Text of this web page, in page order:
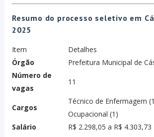
Resumo do processo seletivo em
2025
Item
Detalhes
Órgão
Prefeitura Municipal de
Número de
vagas
11
Cargos
Técnico de Enfermagem
Ocupacional (1)
Salário
R$ 2.298,05 a R$ 4.303,73